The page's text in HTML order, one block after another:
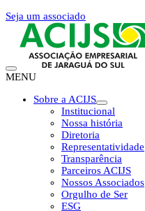
Seja um associado
MENU
Sobre a ACIJS
Institucional
Nossa história
Diretoria
Representatividade
Transparência
Parceiros ACIJS
Nossos Associados
Orgulho de Ser
ESG